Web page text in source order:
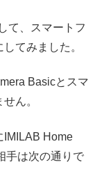
て、スマートフ
てみました。
Basicとスマ
ん。
IMILAB Home
手は次の通りで